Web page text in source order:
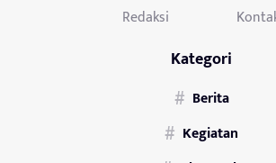
Redaksi
Kategori
Berita
Kegiatan